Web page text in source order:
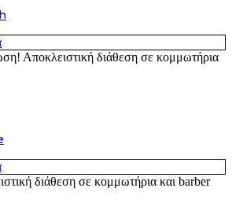
Αποκλειστική διάθεση σε κομμωτήρια
διάθεση σε κομμωτήρια και barber